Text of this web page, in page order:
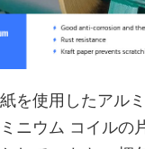
を使用したアル
ニウム コイルの